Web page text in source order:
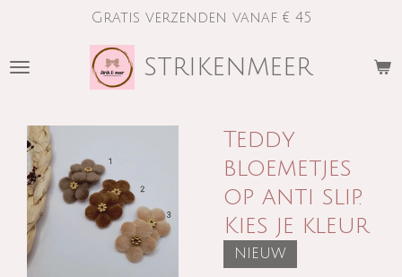
naar
strikenmeer
Gratis verzenden vanaf € 45
Teddy
bloemetjes
op anti slip.
Kies je kleur
NIEUW